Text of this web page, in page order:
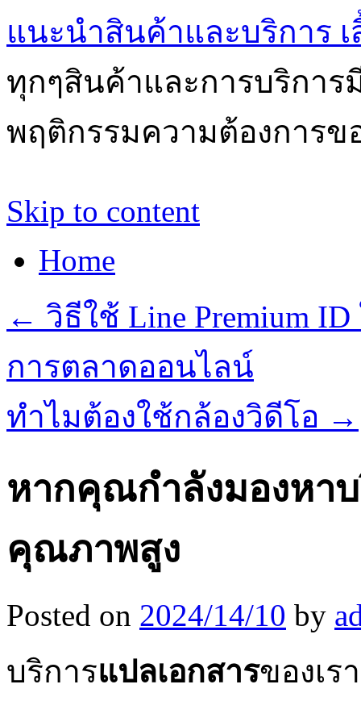
แนะนำสินค้าและบริการ
ทุกๆสินค้าและการบริกา
พฤติกรรมความต้องการข
Skip to content
Home
← วิธีใช้ Line Premium
การตลาดออนไลน์
ทำไมต้องใช้กล้องวิดีโอ →
หากคุณกำลังมองหา
คุณภาพสูง
Posted on 2024/14/10 by
บริการแปลเอกสารของเร